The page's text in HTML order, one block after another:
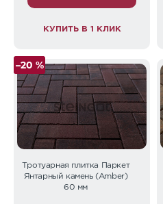
КУПИТЬ В 1 КЛИК
–20 %
Тротуарная плитка Паркет
Янтарный камень (Аmber)
60 мм